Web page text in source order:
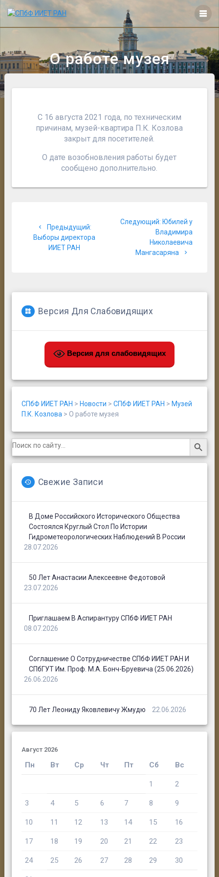
контенту
О работе музея
С 16 августа 2021 года, по техническим
причинам, музей-квартира П.К. Козлова
закрыт для посетителей.
О дате возобновления работы будет
сообщено дополнительно.
записям
Предыдущий: Предыдущая
запись:
Выборы директора
ИИЕТ РАН
Следующий: Следующая
запись:
Юбилей у
Владимира
Николаевича
Мангасаряна
Версия Для Слабовидящих
Версия для слабовидящих
СПбФ ИИЕТ РАН > Новости > СПбФ ИИЕТ РАН > Музей
П.К. Козлова > О работе музея
Search
for:
Search Button
Свежие Записи
В Доме Российского Исторического Общества
Состоялся Круглый Стол По Истории
Гидрометеорологических Наблюдений В России
28.07.2026
50 Лет Анастасии Алексеевне Федотовой
23.07.2026
Приглашаем В Аспирантуру СПбФ ИИЕТ РАН
08.07.2026
Соглашение О Сотрудничестве СПбФ ИИЕТ РАН И
СПбГУТ Им. Проф. М.А. Бонч-Бруевича (25.06.2026)
26.06.2026
70 Лет Леониду Яковлевичу Жмудю 22.06.2026
Август 2026
Пн Вт Ср Чт Пт Сб Вс
1 2
3 4 5 6 7 8 9
10 11 12 13 14 15 16
17 18 19 20 21 22 23
24 25 26 27 28 29 30